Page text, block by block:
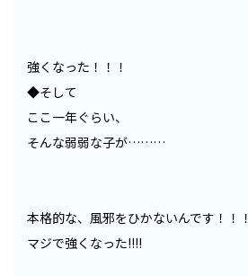
強くなった！！！
◆そして
ここ一年ぐらい、
そんな弱弱な子が………
本格的な、風邪をひかないんです！！！
マジで強くなった!!!!